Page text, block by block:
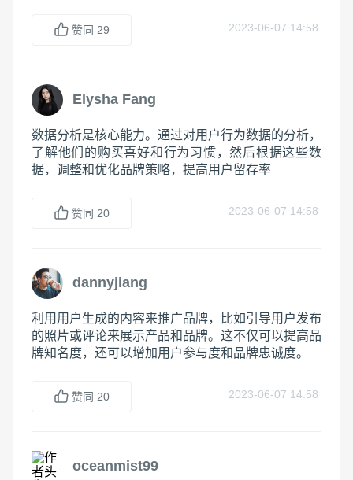
赞同 29 2023-06-07 14:58
Elysha Fang
数据分析是核心能力。通过对用户行为数据的分析，
了解他们的购买喜好和行为习惯，然后根据这些数
据，调整和优化品牌策略，提高用户留存率
赞同 20 2023-06-07 14:58
dannyjiang
利用用户生成的内容来推广品牌，比如引导用户发布
的照片或评论来展示产品和品牌。这不仅可以提高品
牌知名度，还可以增加用户参与度和品牌忠诚度。
赞同 20 2023-06-07 14:58
oceanmist99